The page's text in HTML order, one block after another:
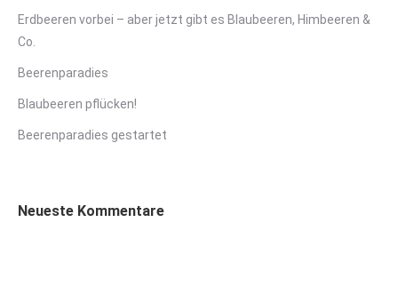
Erdbeeren vorbei – aber jetzt gibt es Blaubeeren, Himbeeren &
Co.
Beerenparadies
Blaubeeren pflücken!
Beerenparadies gestartet
Neueste Kommentare